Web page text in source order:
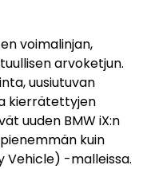
voimalinjan,
arvoketjun.
uusiutuvan
kierrätettyjen
uuden BMW iX:n
kuin
Vehicle) -malleissa.